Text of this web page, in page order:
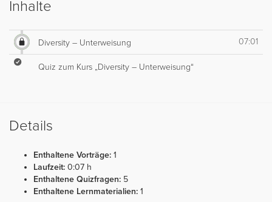
Inhalte
Diversity – Unterweisung 07:01
Quiz zum Kurs „Diversity – Unterweisung“
Details
Enthaltene Vorträge: 1
Laufzeit: 0:07 h
Enthaltene Quizfragen: 5
Enthaltene Lernmaterialien: 1